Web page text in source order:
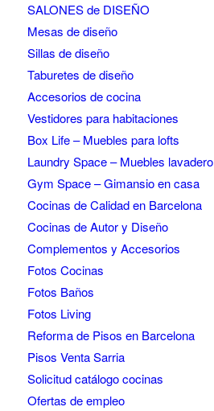
SALONES de DISEÑO
Mesas de diseño
Sillas de diseño
Taburetes de diseño
Accesorios de cocina
Vestidores para habitaciones
Box Life – Muebles para lofts
Laundry Space – Muebles lavadero
Gym Space – Gimansio en casa
Cocinas de Calidad en Barcelona
Cocinas de Autor y Diseño
Complementos y Accesorios
Fotos Cocinas
Fotos Baños
Fotos Living
Reforma de Pisos en Barcelona
Pisos Venta Sarria
Solicitud catálogo cocinas
Ofertas de empleo